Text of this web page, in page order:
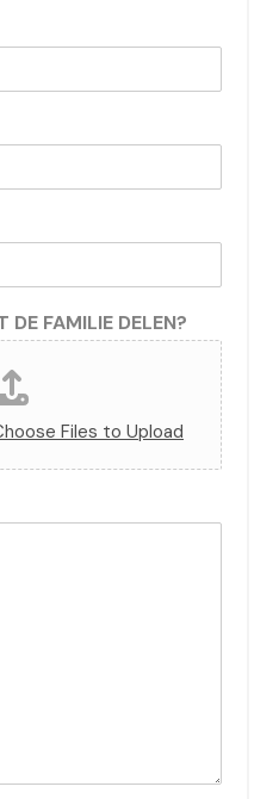
DE FAMILIE DELEN?
Files to Upload